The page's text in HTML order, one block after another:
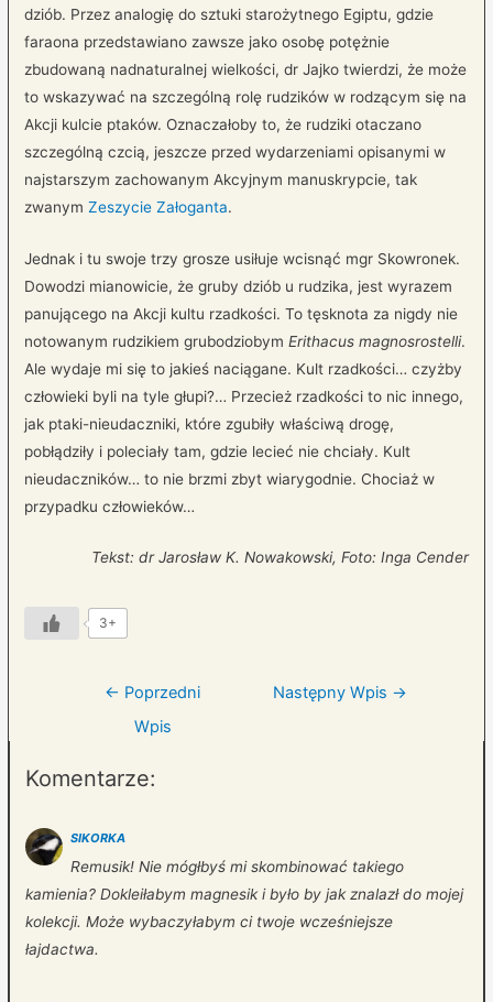
dziób. Przez analogię do sztuki starożytnego Egiptu, gdzie
faraona przedstawiano zawsze jako osobę potężnie
zbudowaną nadnaturalnej wielkości, dr Jajko twierdzi, że może
to wskazywać na szczególną rolę rudzików w rodzącym się na
Akcji kulcie ptaków. Oznaczałoby to, że rudziki otaczano
szczególną czcią, jeszcze przed wydarzeniami opisanymi w
najstarszym zachowanym Akcyjnym manuskrypcie, tak
zwanymZeszycie Załoganta.
Jednak i tu swoje trzy grosze usiłuje wcisnąć mgr Skowronek.
Dowodzi mianowicie, że gruby dziób u rudzika, jest wyrazem
panującego na Akcji kultu rzadkości. To tęsknota za nigdy nie
notowanym rudzikiem grubodziobymErithacus magnosrostelli.
Ale wydaje mi się to jakieś naciągane. Kult rzadkości… czyżby
człowieki byli na tyle głupi?… Przecież rzadkości to nic innego,
jak ptaki-nieudaczniki, które zgubiły właściwą drogę,
pobłądziły i poleciały tam, gdzie lecieć nie chciały. Kult
nieudaczników… to nie brzmi zbyt wiarygodnie. Chociaż w
przypadku człowieków…
Tekst: dr Jarosław K. Nowakowski, Foto: Inga Cender
3+
Nawigacja
wpisu
← Poprzedni
Wpis
Następny Wpis →
Komentarze:
SIKORKA
Remusik! Nie mógłbyś mi skombinować takiego
kamienia? Dokleiłabym magnesik i było by jak znalazł do mojej
kolekcji. Może wybaczyłabym ci twoje wcześniejsze
łajdactwa.